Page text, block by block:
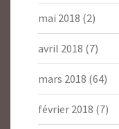
mai 2018 (2)
avril 2018 (7)
mars 2018 (64)
février 2018 (7)